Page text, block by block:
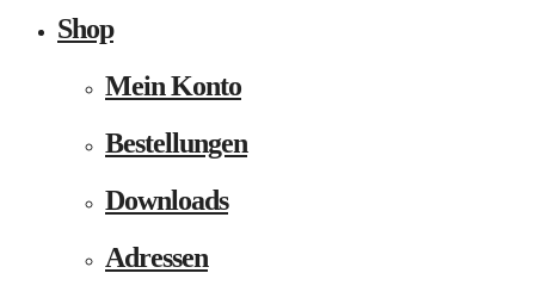
Shop
Mein Konto
Bestellungen
Downloads
Adressen